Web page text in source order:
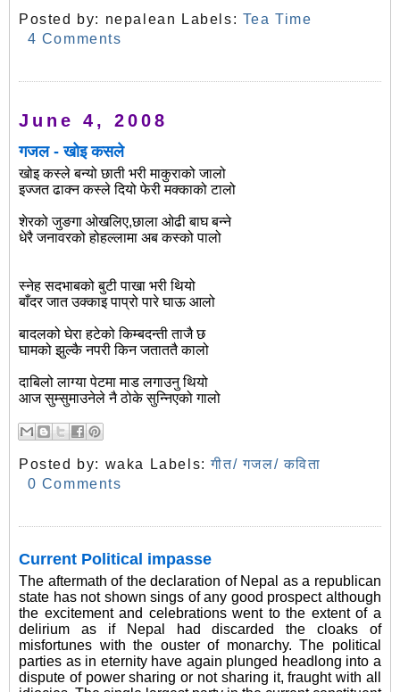
Posted by: nepalean Labels: Tea Time
4 Comments
June 4, 2008
गजल - खोइ कसले
खोइ कस्ले बन्यो छाती भरी माकुराको जालो
इज्जत ढाक्न कस्ले दियो फेरी मक्काको टालो
शेरको जुङगा ओखलिए,छाला ओढी बाघ बन्ने
धेरै जनावरको होहल्लामा अब कस्को पालो
स्नेह सदभाबको बुटी पाखा भरी थियो
बाँदर जात उक्काइ पाप्रो पारे घाऊ आलो
बादलको घेरा हटेको किम्बदन्ती ताजै छ
घामको झुल्कै नपरी किन जताततै कालो
दाबिलो लाग्या पेटमा माड लगाउनु थियो
आज सुम्सुमाउनेले नै ठोके सुन्निएको गालो
Posted by: waka Labels:गीत/ गजल/ कविता
0 Comments
Current Political impasse
The aftermath of the declaration of Nepal as a republican
state has not shown sings of any good prospect although
the excitement and celebrations went to the extent of a
delirium as if Nepal had discarded the cloaks of
misfortunes with the ouster of monarchy. The political
parties as in eternity have again plunged headlong into a
dispute of power sharing or not sharing it, fraught with all